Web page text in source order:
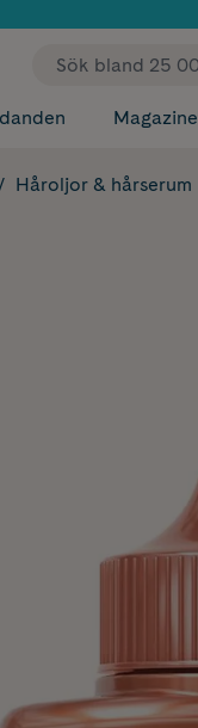
Magazine
Håroljor & hårserum